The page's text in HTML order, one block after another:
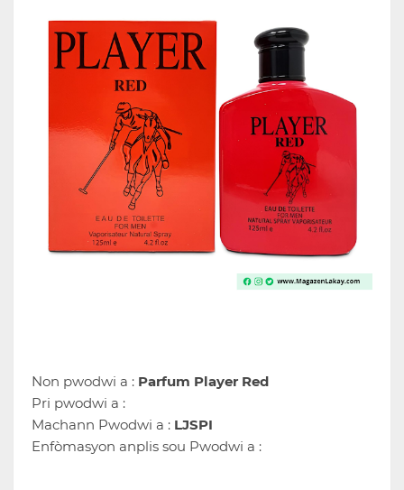
Non pwodwi a : Parfum Player Red
Pri pwodwi a :
Machann Pwodwi a : LJSPI
Enfòmasyon anplis sou Pwodwi a :